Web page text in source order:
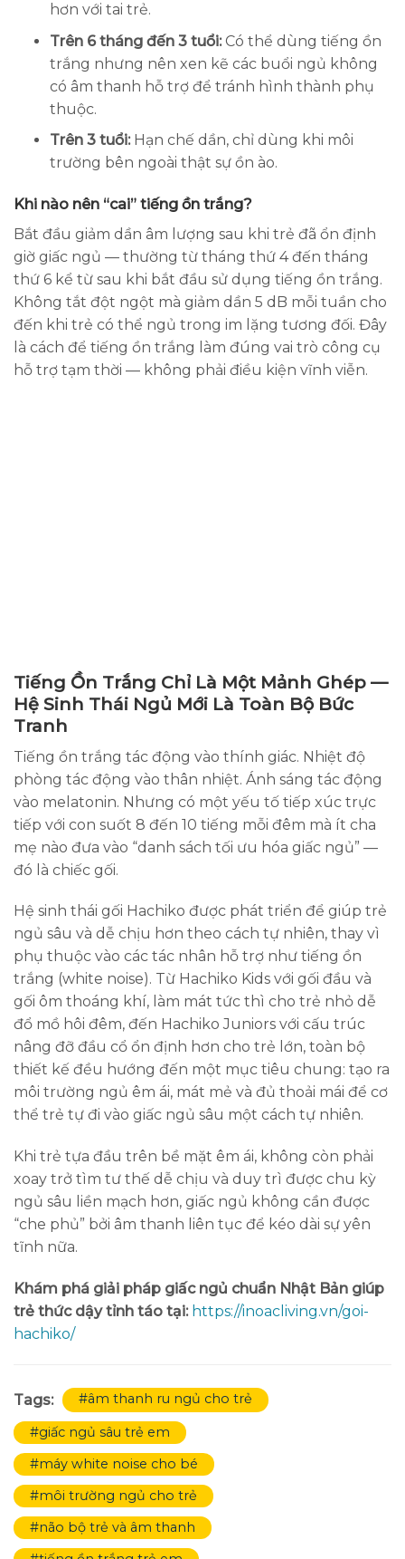
hơn với tai trẻ.
Trên 6 tháng đến 3 tuổi:Có thể dùng tiếng ồn
trắng nhưng nên xen kẽ các buổi ngủ không
có âm thanh hỗ trợ để tránh hình thành phụ
thuộc.
Trên 3 tuổi:Hạn chế dần, chỉ dùng khi môi
trường bên ngoài thật sự ồn ào.
Khi nào nên “cai” tiếng ồn trắng?
Bắt đầu giảm dần âm lượng sau khi trẻ đã ổn định
giờ giấc ngủ — thường từ tháng thứ 4 đến tháng
thứ 6 kể từ sau khi bắt đầu sử dụng tiếng ồn trắng.
Không tắt đột ngột mà giảm dần 5 dB mỗi tuần cho
đến khi trẻ có thể ngủ trong im lặng tương đối. Đây
là cách để tiếng ồn trắng làm đúng vai trò công cụ
hỗ trợ tạm thời — không phải điều kiện vĩnh viễn.
Tiếng Ồn Trắng Chỉ Là Một Mảnh Ghép —
Hệ Sinh Thái Ngủ Mới Là Toàn Bộ Bức
Tranh
Tiếng ồn trắng tác động vào thính giác. Nhiệt độ
phòng tác động vào thân nhiệt. Ánh sáng tác động
vào melatonin. Nhưng có một yếu tố tiếp xúc trực
tiếp với con suốt 8 đến 10 tiếng mỗi đêm mà ít cha
mẹ nào đưa vào “danh sách tối ưu hóa giấc ngủ” —
đó là chiếc gối.
Hệ sinh thái gối Hachiko được phát triển để giúp trẻ
ngủ sâu và dễ chịu hơn theo cách tự nhiên, thay vì
phụ thuộc vào các tác nhân hỗ trợ như tiếng ồn
trắng (white noise). Từ Hachiko Kids với gối đầu và
gối ôm thoáng khí, làm mát tức thì cho trẻ nhỏ dễ
đổ mồ hôi đêm, đến Hachiko Juniors với cấu trúc
nâng đỡ đầu cổ ổn định hơn cho trẻ lớn, toàn bộ
thiết kế đều hướng đến một mục tiêu chung: tạo ra
môi trường ngủ êm ái, mát mẻ và đủ thoải mái để cơ
thể trẻ tự đi vào giấc ngủ sâu một cách tự nhiên.
Khi trẻ tựa đầu trên bề mặt êm ái, không còn phải
xoay trở tìm tư thế dễ chịu và duy trì được chu kỳ
ngủ sâu liền mạch hơn, giấc ngủ không cần được
“che phủ” bởi âm thanh liên tục để kéo dài sự yên
tĩnh nữa.
Khám phá giải pháp giấc ngủ chuẩn Nhật Bản giúp
trẻ thức dậy tỉnh táo tại: https://inoacliving.vn/goi-
hachiko/
Tags: #âm thanh ru ngủ cho trẻ
#giấc ngủ sâu trẻ em
#máy white noise cho bé
#môi trường ngủ cho trẻ
#não bộ trẻ và âm thanh